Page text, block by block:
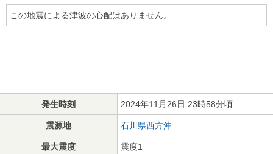
この地震による津波の心配はありません。
発生時刻 2024年11月26日 23時58分頃
震源地 石川県西方沖
最大震度 震度1